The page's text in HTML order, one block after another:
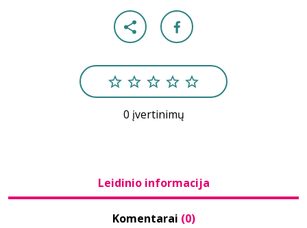
0 įvertinimų
Leidinio informacija
Komentarai (0)